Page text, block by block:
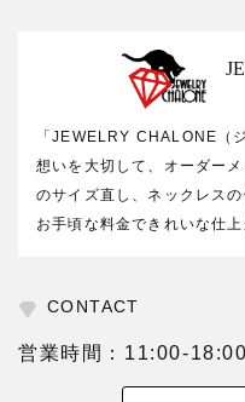
「JEWELRY CHALONE（
想いを大切して、オーダー
のサイズ直し、ネックレス
お手頃な料金できれいな仕
CONTACT
営業時間：11:00-